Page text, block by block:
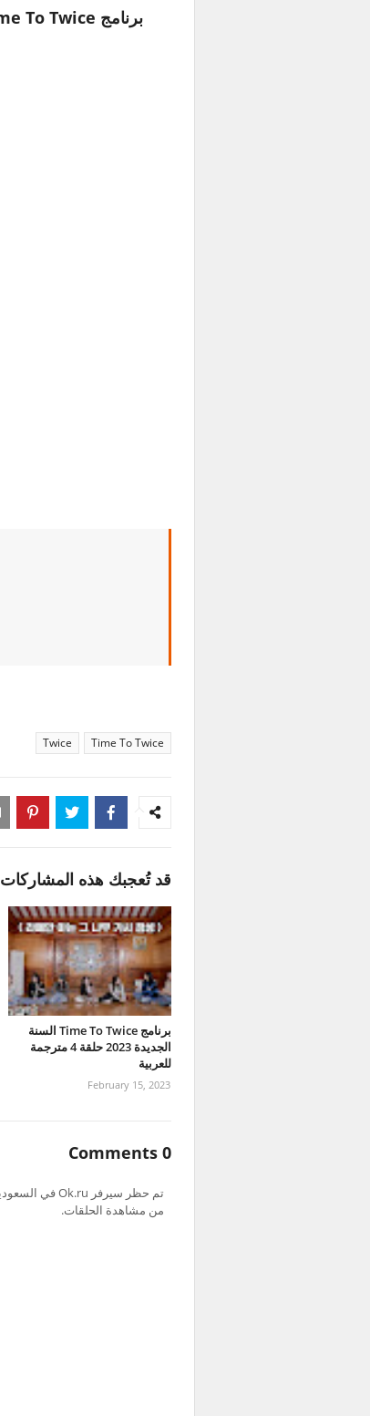
برنامج Time To Twice السنة الجديدة الجزء 2 حلقة 2 مترجمة للعربية
Time To Twice
Twice
قد تُعجبك هذه المشاركات
برنامج Time To Twice السنة
الجديدة 2023 حلقة 4 مترجمة
للعربية
February 15, 2023
0 Comments
من مشاهدة الحلقات.